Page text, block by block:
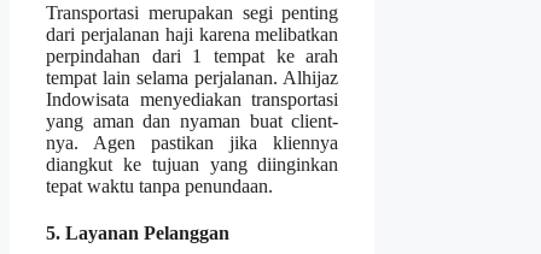
Transportasi merupakan segi penting
dari perjalanan haji karena melibatkan
perpindahan dari 1 tempat ke arah
tempat lain selama perjalanan. Alhijaz
Indowisata menyediakan transportasi
yang aman dan nyaman buat client-
nya. Agen pastikan jika kliennya
diangkut ke tujuan yang diinginkan
tepat waktu tanpa penundaan.
5. Layanan Pelanggan